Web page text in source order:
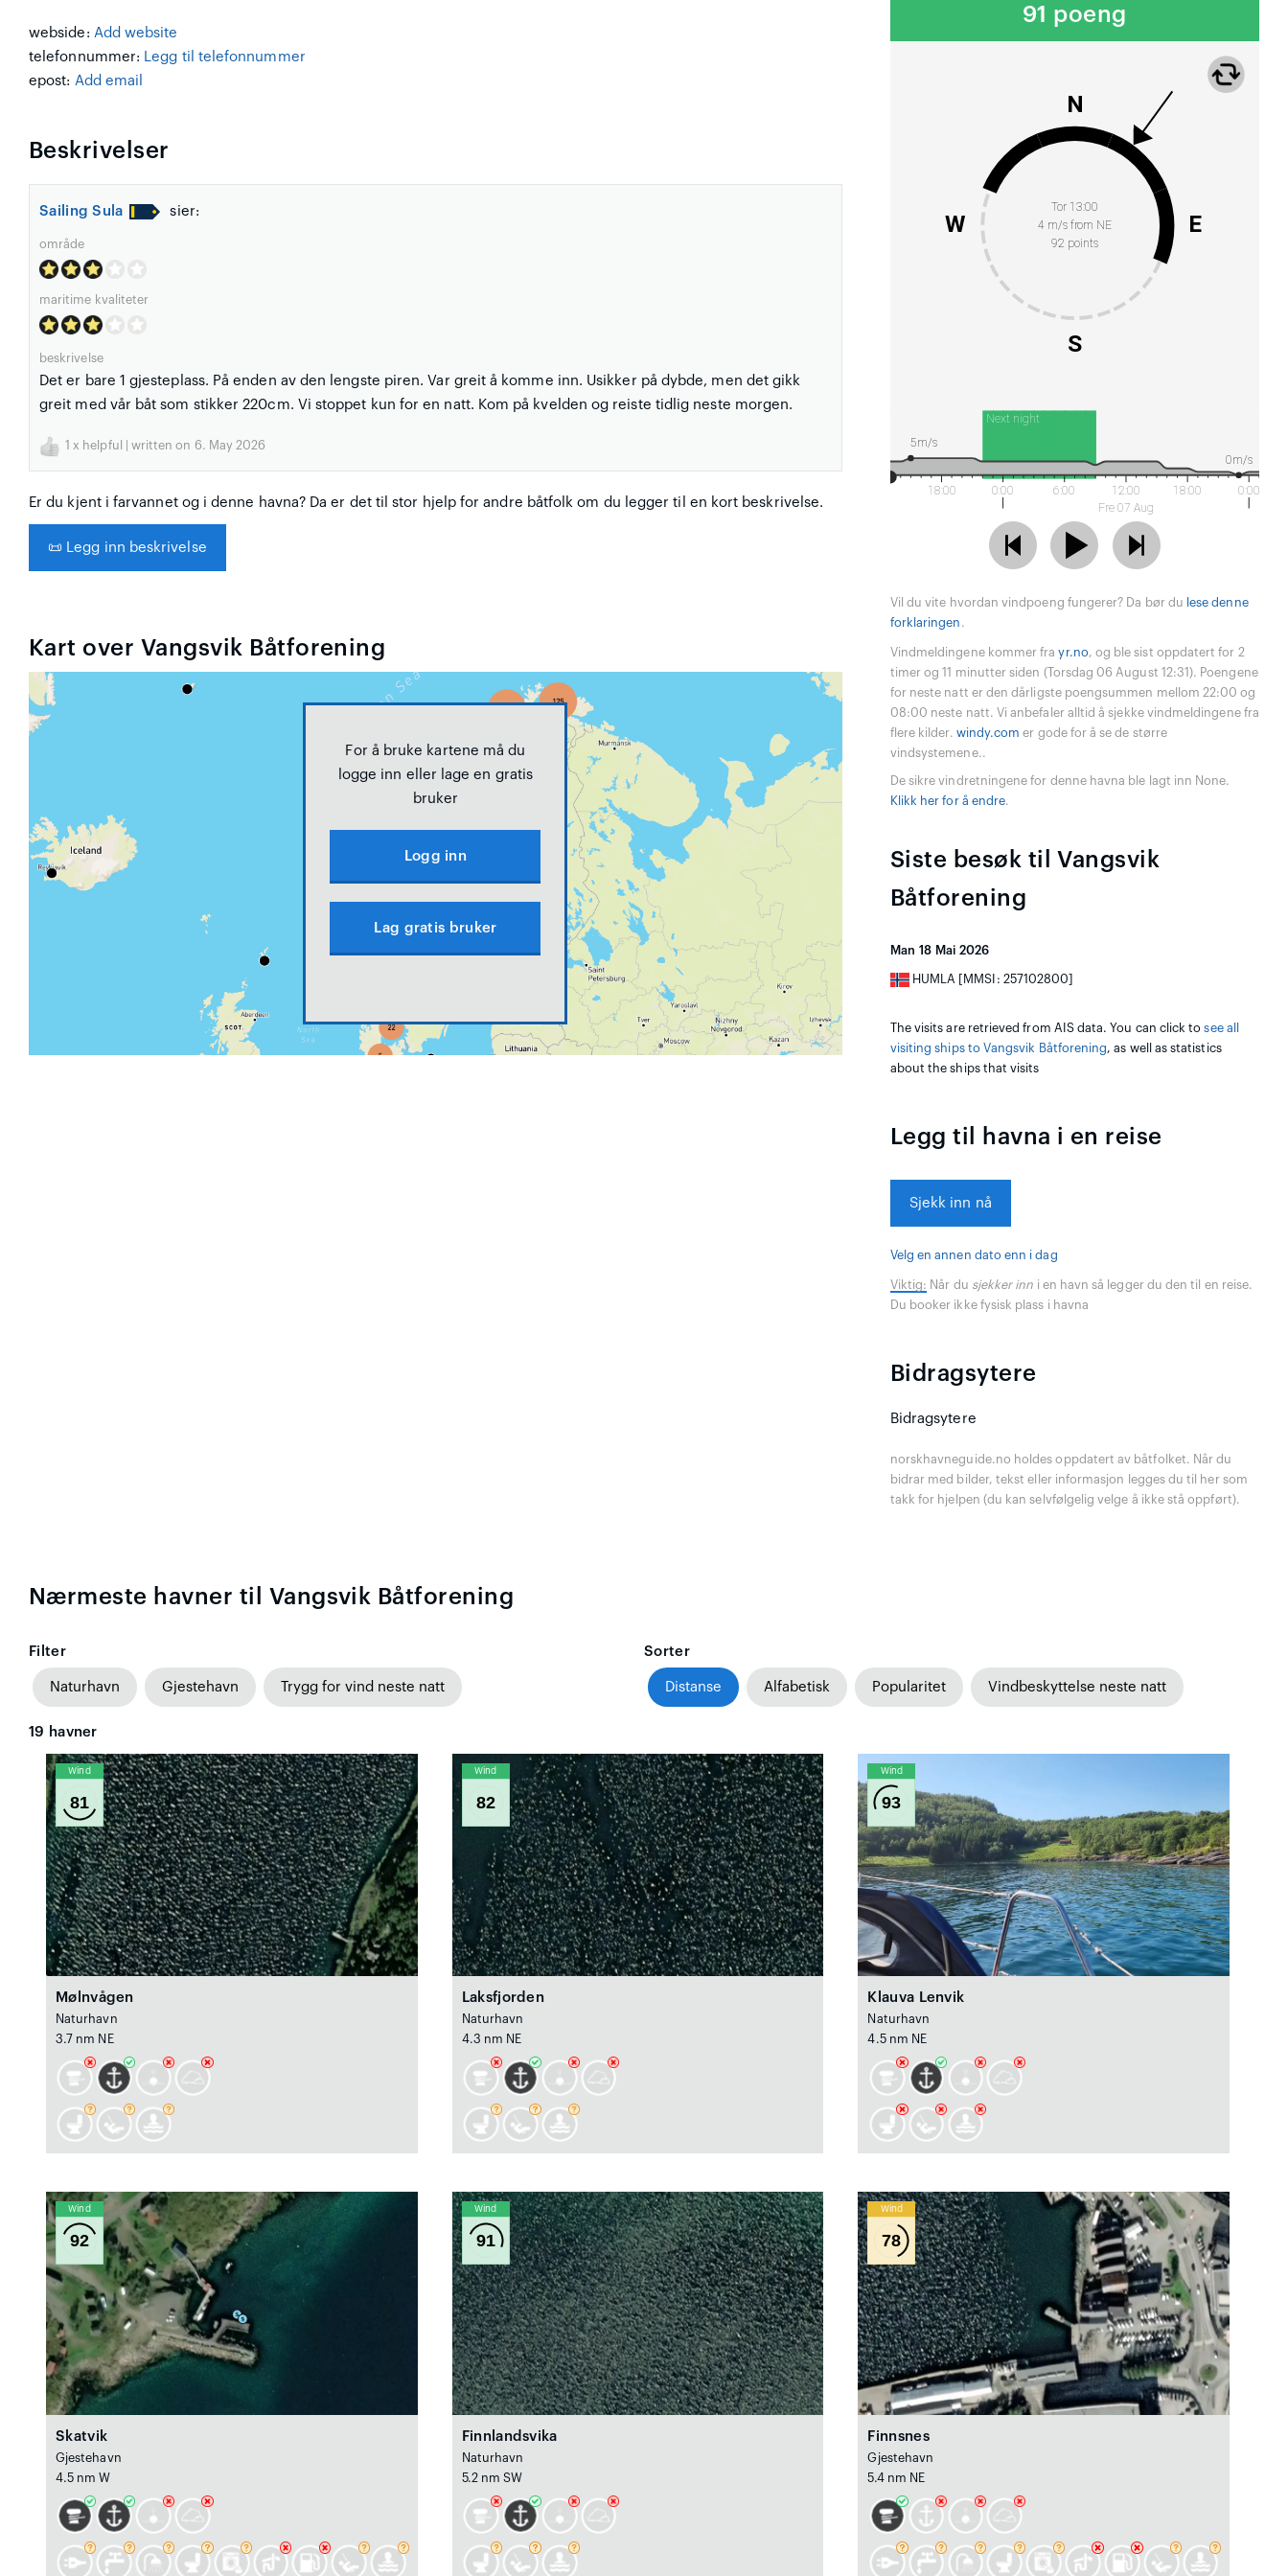
webside: Add website
telefonnummer: Legg til telefonnummer
epost: Add email
Beskrivelser
Sailing Sula sier:
område
maritime kvaliteter
beskrivelse
Det er bare 1 gjesteplass. På enden av den lengste piren. Var greit å komme inn. Usikker på dybde, men det gikk
greit med vår båt som stikker 220cm. Vi stoppet kun for en natt. Kom på kvelden og reiste tidlig neste morgen.
1 x helpful | written on 6. May 2026
Er du kjent i farvannet og i denne havna? Da er det til stor hjelp for andre båtfolk om du legger til en kort beskrivelse.
📜 Legg inn beskrivelse
Kart over Vangsvik Båtforening
For å bruke kartene må du
logge inn eller lage en gratis
bruker
Logg inn
Lag gratis bruker
91 poeng
Tor 13:00
4 m/s from NE
92 points
N
E
S
W
Next night
18:00 0:00 6:00
12:00
Fre 07 Aug
18:00 0:00
5m/s
0m/s
Vil du vite hvordan vindpoeng fungerer? Da bør du lese denne
forklaringen .
Vindmeldingene kommer frayr.no, og ble sist oppdatert for 2
timer og 11 minutter siden (Torsdag 06 August 12:31). Poengene
for neste natt er den dårligste poengsummen mellom 22:00 og
08:00 neste natt. Vi anbefaler alltid å sjekke vindmeldingene fra
flere kilder. windy.com er gode for å se de større
vindsystemene..
De sikre vindretningene for denne havna ble lagt inn None.
Klikk her for å endre.
Siste besøk til Vangsvik
Båtforening
Man 18 Mai 2026
HUMLA [MMSI: 257102800]
The visits are retrieved from AIS data. You can click tosee all
visiting ships to Vangsvik Båtforening, as well as statistics
about the ships that visits
Legg til havna i en reise
Sjekk inn nå
Velg en annen dato enn i dag
Viktig: Når du sjekker inn i en havn så legger du den til en reise.
Du booker ikke fysisk plass i havna
Bidragsytere
Bidragsytere
norskhavneguide.no holdes oppdatert av båtfolket. Når du
bidrar med bilder, tekst eller informasjon legges du til her som
takk for hjelpen (du kan selvfølgelig velge å ikke stå oppført).
Nærmeste havner til Vangsvik Båtforening
Filter
Naturhavn Gjestehavn Trygg for vind neste natt
Sorter
Distanse Alfabetisk Popularitet Vindbeskyttelse neste natt
19 havner
Wind
81
Mølnvågen
Naturhavn
3.7 nm NE
Wind
82
Laksfjorden
Naturhavn
4.3 nm NE
Wind
93
Klauva Lenvik
Naturhavn
4.5 nm NE
Wind
92
Skatvik
Gjestehavn
4.5 nm W
Wind
91
Finnlandsvika
Naturhavn
5.2 nm SW
Wind
78
Finnsnes
Gjestehavn
5.4 nm NE